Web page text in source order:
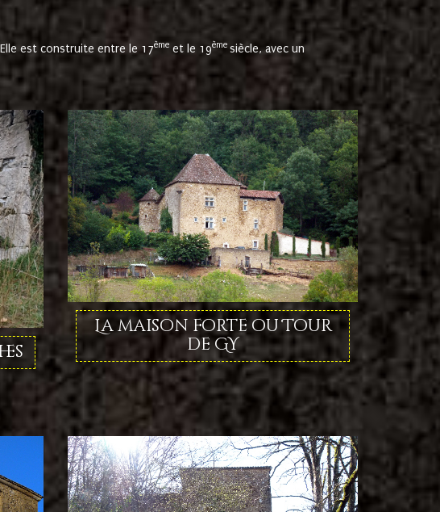
est construite entre le 17ème et le 19ème siècle, avec un
La maison forte ou Tour
de GY